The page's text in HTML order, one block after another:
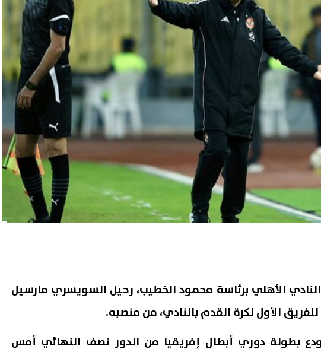
الأهلي برئاسة محمود الخطيب، رحيل السويسري مارسيل
الأول لكرة القدم بالنادي، من منصبه.
بطولة دوري أبطال إفريقيا من الدور نصف النهائي أمس